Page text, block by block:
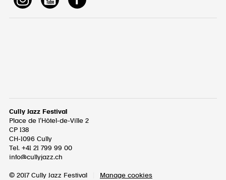
Cully Jazz Festival
Place de l’Hôtel-de-Ville 2
CP 138
CH-1096 Cully
Tel. +41 21 799 99 00
info@cullyjazz.ch
© 2017 Cully Jazz Festival Manage cookies